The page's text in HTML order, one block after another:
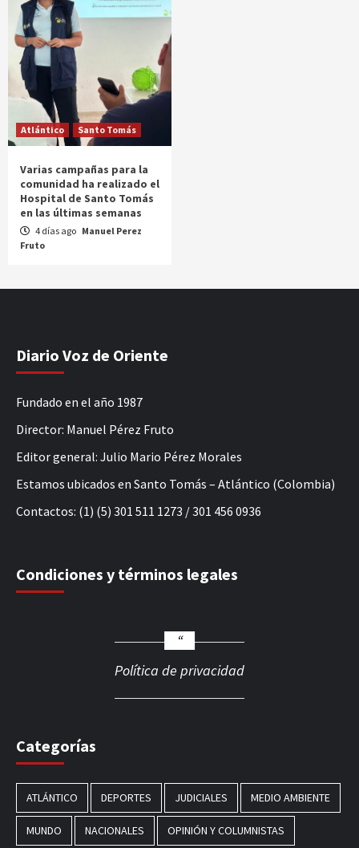
Atlántico Santo Tomás
Varias campañas para la
comunidad ha realizado el
Hospital de Santo Tomás
en las últimas semanas
4 días ago Manuel Perez
Fruto
Diario Voz de Oriente
Fundado en el año 1987
Director: Manuel Pérez Fruto
Editor general: Julio Mario Pérez Morales
Estamos ubicados en Santo Tomás – Atlántico (Colombia)
Contactos: (1) (5) 301 511 1273 / 301 456 0936
Condiciones y términos legales
Política de privacidad
Categorías
ATLÁNTICO DEPORTES JUDICIALES MEDIO AMBIENTE
MUNDO NACIONALES OPINIÓN Y COLUMNISTAS